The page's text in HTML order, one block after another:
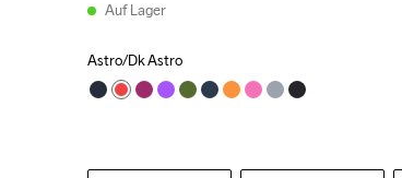
Auf Lager
Astro/Dk Astro